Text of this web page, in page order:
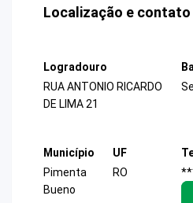
Localização e contato
Logradouro
RUA ANTONIO RICARDO
DE LIMA 21
Município
Pimenta
Bueno
UF
RO